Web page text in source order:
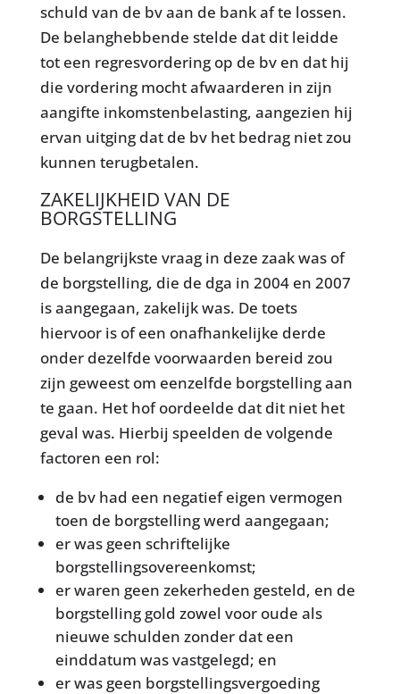
schuld van de bv aan de bank af te lossen.
De belanghebbende stelde dat dit leidde
tot een regresvordering op de bv en dat hij
die vordering mocht afwaarderen in zijn
aangifte inkomstenbelasting, aangezien hij
ervan uitging dat de bv het bedrag niet zou
kunnen terugbetalen.
ZAKELIJKHEID VAN DE
BORGSTELLING
De belangrijkste vraag in deze zaak was of
de borgstelling, die de dga in 2004 en 2007
is aangegaan, zakelijk was. De toets
hiervoor is of een onafhankelijke derde
onder dezelfde voorwaarden bereid zou
zijn geweest om eenzelfde borgstelling aan
te gaan. Het hof oordeelde dat dit niet het
geval was. Hierbij speelden de volgende
factoren een rol:
de bv had een negatief eigen vermogen
toen de borgstelling werd aangegaan;
er was geen schriftelijke
borgstellingsovereenkomst;
er waren geen zekerheden gesteld, en de
borgstelling gold zowel voor oude als
nieuwe schulden zonder dat een
einddatum was vastgelegd; en
er was geen borgstellingsvergoeding